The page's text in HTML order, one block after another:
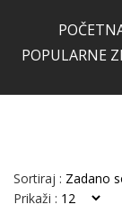
POPULARNE
Sortiraj :
Prikaži :